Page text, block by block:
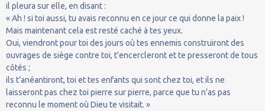
il pleura sur elle, en disant :
« Ah ! si toi aussi, tu avais reconnu en ce jour ce qui donne la paix !
Mais maintenant cela est resté caché à tes yeux.
Oui, viendront pour toi des jours où tes ennemis construiront des
ouvrages de siège contre toi, t’encercleront et te presseront de tous
côtés ;
ils t’anéantiront, toi et tes enfants qui sont chez toi, et ils ne
laisseront pas chez toi pierre sur pierre, parce que tu n’as pas
reconnu le moment où Dieu te visitait. »